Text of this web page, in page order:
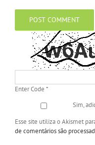
Enter Code *
Sim,
Esse site utiliza o Akismet
de comentários são